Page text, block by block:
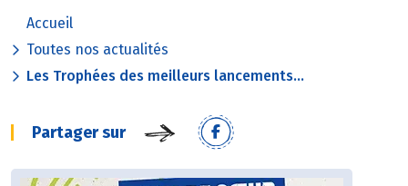
Accueil
Toutes nos actualités
Les Trophées des meilleurs lancements...
Partager sur